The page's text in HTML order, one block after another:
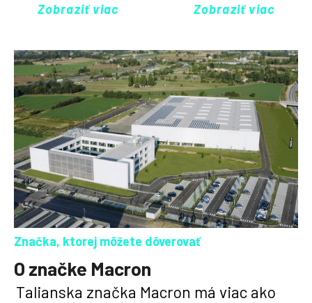
plne k dispozícii, či už
doplniť tréningovú
súpravu. Od nás môžete
vždy očakávať niečo
navyše.
Zobraziť viac
personalizáciu až po
váš klub vybaviť do 14 dní.
Zobraziť viac
Značka, ktorej môžete dôverovať
O značke Macron
Talianska značka Macron má viac ako